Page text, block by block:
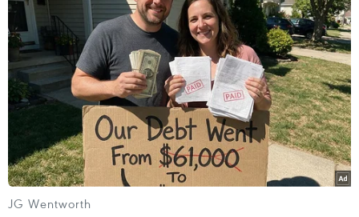
#Lá lành đùm lá rách
Theo dõi VietnamPlus
JG Wentworth